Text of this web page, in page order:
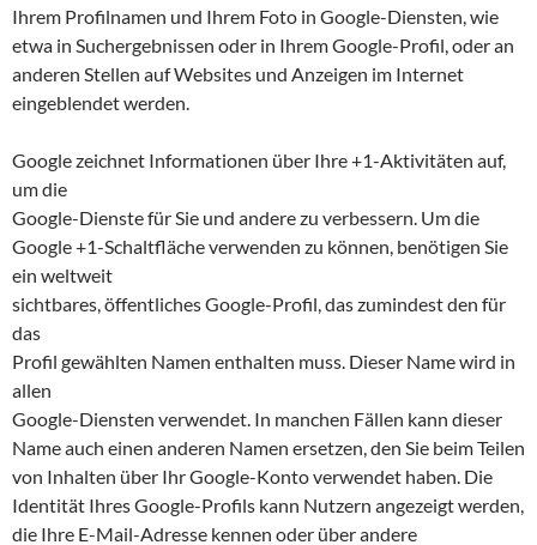
Ihrem Profilnamen und Ihrem Foto in Google-Diensten, wie
etwa in Suchergebnissen oder in Ihrem Google-Profil, oder an
anderen Stellen auf Websites und Anzeigen im Internet
eingeblendet werden.
Google zeichnet Informationen über Ihre +1-Aktivitäten auf,
um die
Google-Dienste für Sie und andere zu verbessern. Um die
Google +1-Schaltfläche verwenden zu können, benötigen Sie
ein weltweit
sichtbares, öffentliches Google-Profil, das zumindest den für
das
Profil gewählten Namen enthalten muss. Dieser Name wird in
allen
Google-Diensten verwendet. In manchen Fällen kann dieser
Name auch einen anderen Namen ersetzen, den Sie beim Teilen
von Inhalten über Ihr Google-Konto verwendet haben. Die
Identität Ihres Google-Profils kann Nutzern angezeigt werden,
die Ihre E-Mail-Adresse kennen oder über andere